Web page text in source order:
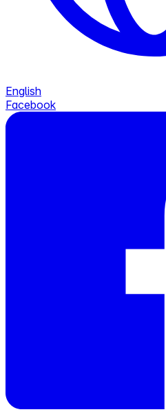
English
Facebook